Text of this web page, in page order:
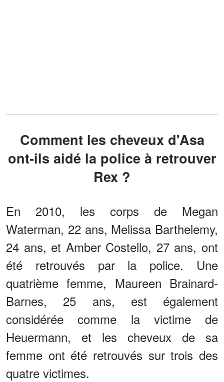
Comment les cheveux d'Asa
ont-ils aidé la police à retrouver
Rex ?
En 2010, les corps de Megan
Waterman, 22 ans, Melissa Barthelemy,
24 ans, et Amber Costello, 27 ans, ont
été retrouvés par la police. Une
quatrième femme, Maureen Brainard-
Barnes, 25 ans, est également
considérée comme la victime de
Heuermann, et les cheveux de sa
femme ont été retrouvés sur trois des
quatre victimes.